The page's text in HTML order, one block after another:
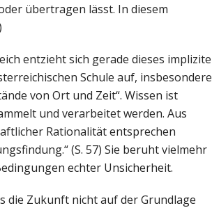
übertragen lässt. In diesem
entzieht sich gerade dieses implizite
Schule auf, insbesondere
von Ort und Zeit“. Wissen ist
und verarbeitet werden. Aus
Rationalität entsprechen
(S. 57) Sie beruht vielmehr
echter Unsicherheit.
die Zukunft nicht auf der Grundlage